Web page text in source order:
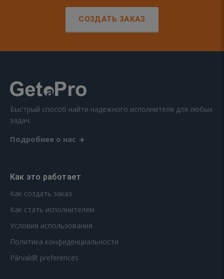
СОЗДАТЬ ЗАКАЗ
Быстрый способ найти надежного исполнителя для любых
задач.
Подробнее о нас
Как это работает
Как создать заказ
Как стать исполнителем
Условия использования
Политика конфиденциальности
Pārvaldīt preferences